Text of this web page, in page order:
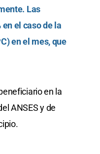
Las
el caso de la
en el mes, que
en la
ANSES y de